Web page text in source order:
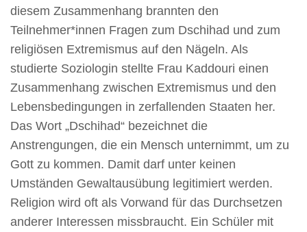
diesem Zusammenhang brannten den
Teilnehmer*innen Fragen zum Dschihad und zum
religiösen Extremismus auf den Nägeln. Als
studierte Soziologin stellte Frau Kaddouri einen
Zusammenhang zwischen Extremismus und den
Lebensbedingungen in zerfallenden Staaten her.
Das Wort „Dschihad“ bezeichnet die
Anstrengungen, die ein Mensch unternimmt, um zu
Gott zu kommen. Damit darf unter keinen
Umständen Gewaltausübung legitimiert werden.
Religion wird oft als Vorwand für das Durchsetzen
anderer Interessen missbraucht. Ein Schüler mit